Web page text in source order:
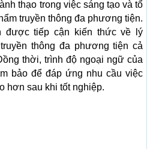
thạo trong việc sáng tạo và tổ
truyền thông đa phương tiện.
được tiếp cận kiến thức về lý
thông đa phương tiện cả
thời, trình độ ngoại ngữ của
bảo để đáp ứng nhu cầu việc
hơn sau khi tốt nghiệp.